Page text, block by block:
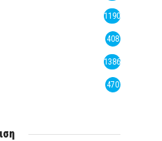
1190
408
1386
470